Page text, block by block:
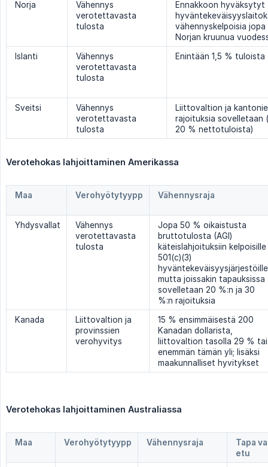
Norja
Vähennys
verotettavasta
tulosta
Ennakkoon hyväksytyt
vähennyskelpoisia
Norjan kruunua
Islanti
Vähennys
verotettavasta
tulosta
Enintään 1,5 % tuloista
Sveitsi
Vähennys
verotettavasta
tulosta
Liittovaltion ja
rajoituksia sovelletaan
20 % nettotuloista)
Verotehokas lahjoittaminen Amerikassa
Maa Verohyötytyypp Vähennysraja
Yhdysvallat
Vähennys
verotettavasta
tulosta
Jopa 50 % oikaistusta
bruttotulosta (AGI)
käteislahjoituksiin kelpoisille
501(c)(3)
mutta joissakin tapauksissa
sovelletaan 20 %:n ja 30
%:n rajoituksia
Kanada
Liittovaltion ja
provinssien
verohyvitys
15 % ensimmäisestä 200
Kanadan dollarista,
liittovaltion tasolla 29 % tai
enemmän tämän yli; lisäksi
maakunnalliset hyvitykset
Verotehokas lahjoittaminen Australiassa
Maa Verohyötytyypp Vähennysraja
Tapa
etu